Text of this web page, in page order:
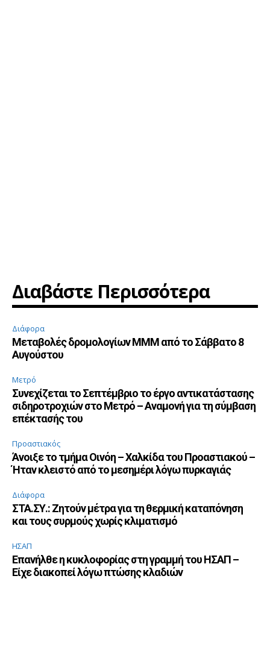
Διαβάστε Περισσότερα
Διάφορα
Μεταβολές δρομολογίων ΜΜΜ από το Σάββατο 8
Αυγούστου
Μετρό
Συνεχίζεται το Σεπτέμβριο το έργο αντικατάστασης
σιδηροτροχιών στο Μετρό – Αναμονή για τη σύμβαση
επέκτασής του
Προαστιακός
Άνοιξε το τμήμα Οινόη – Χαλκίδα του Προαστιακού –
Ήταν κλειστό από το μεσημέρι λόγω πυρκαγιάς
Διάφορα
ΣΤΑ.ΣΥ.: Ζητούν μέτρα για τη θερμική καταπόνηση
και τους συρμούς χωρίς κλιματισμό
ΗΣΑΠ
Επανήλθε η κυκλοφορίας στη γραμμή του ΗΣΑΠ –
Είχε διακοπεί λόγω πτώσης κλαδιών